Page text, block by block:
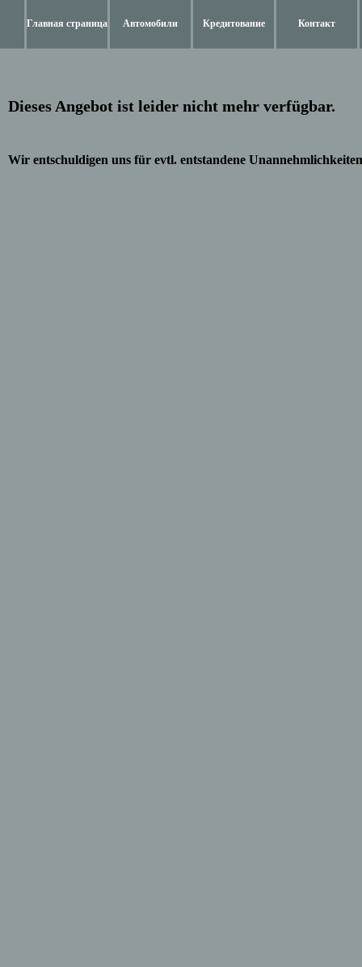
Главная страница Автомобили Кредитование Контакт
Dieses Angebot ist leider nicht mehr verfügbar.
Wir entschuldigen uns für evtl. entstandene